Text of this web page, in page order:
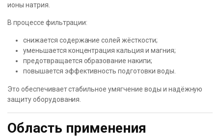
ионы натрия.
В процессе фильтрации:
снижается содержание солей жёсткости;
уменьшается концентрация кальция и магния;
предотвращается образование накипи;
повышается эффективность подготовки воды.
Это обеспечивает стабильное умягчение воды и надёжную
защиту оборудования.
Область применения